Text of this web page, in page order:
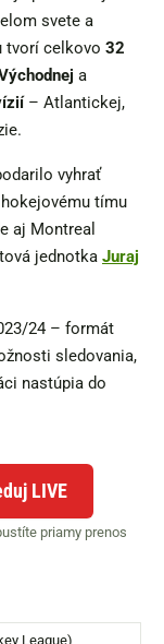
svete a
tvorí celkovo 32
a
– Atlantickej,
vyhrať
tímu
aj Montreal
jednotka Juraj
24 – formát
sledovania,
nastúpia do
LIVE
priamy prenos
League)